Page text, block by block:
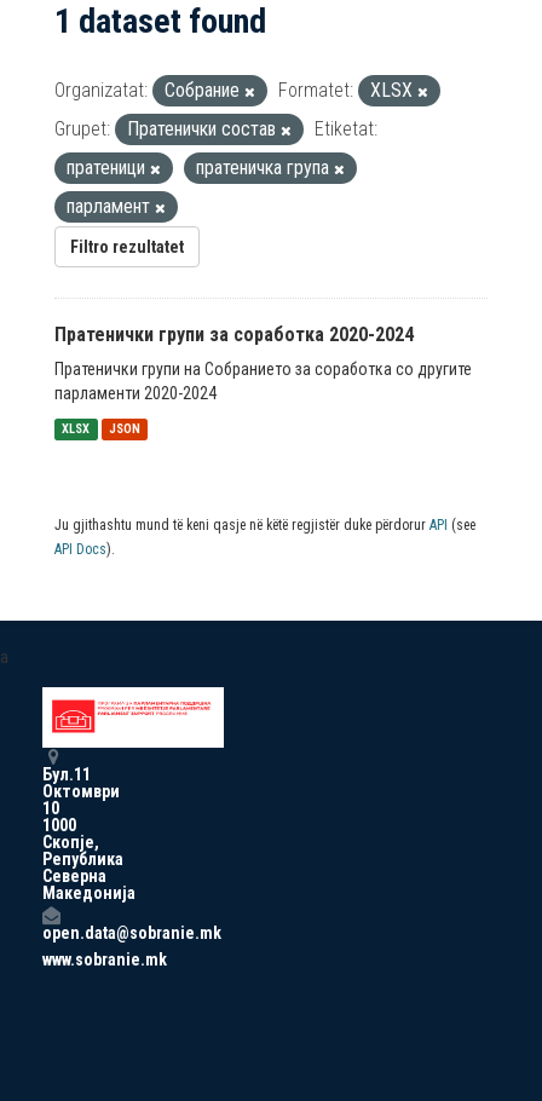
1 dataset found
Organizatat: Собрание Formatet:
XLSX
Grupet:
Пратенички состав
Etiketat:
пратеници
пратеничка група
парламент
Filtro rezultatet
Пратенички групи за соработка 2020-2024
Пратенички групи на Собранието за соработка со другите
парламенти 2020-2024
XLSX JSON
Ju gjithashtu mund të keni qasje në këtë regjistër duke përdorur API (see
API Docs).
a
Бул.11
Октомври
10
1000
Скопје,
Република
Северна
Македонија
open.data@sobranie.mk
www.sobranie.mk